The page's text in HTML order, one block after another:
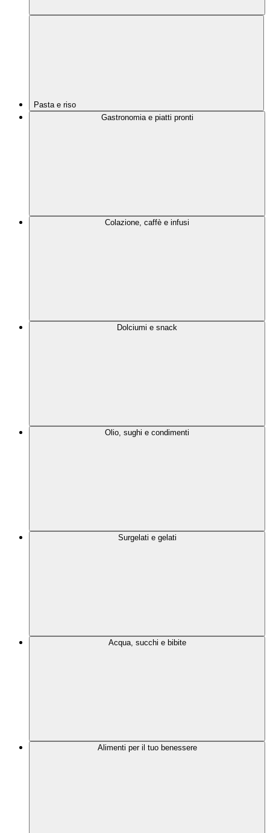
Pasta e riso
Gastronomia e piatti pronti
Colazione, caffè e infusi
Dolciumi e snack
Olio, sughi e condimenti
Surgelati e gelati
Acqua, succhi e bibite
Alimenti per il tuo benessere